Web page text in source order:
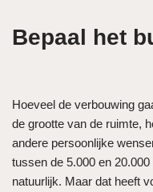
Bepaal het
Hoeveel de verbouwing
de grootte van de ruimte,
andere persoonlijke
tussen de 5.000 en
natuurlijk. Maar dat heeft